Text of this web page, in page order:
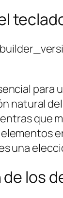
natural
una
los